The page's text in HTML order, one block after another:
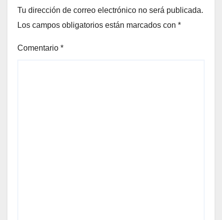
Tu dirección de correo electrónico no será publicada.
Los campos obligatorios están marcados con *
Comentario *